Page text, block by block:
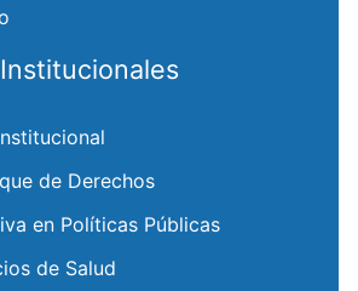
de Derechos
en Políticas Públicas
de Salud